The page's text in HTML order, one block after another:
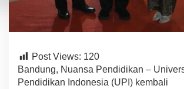
t
a
Post Views: 120
Bandung, Nuansa Pendidikan –
Pendidikan Indonesia (UPI) kembali